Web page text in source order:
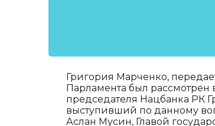
Григория Марченко,
Парламента был рассмотрен
председателя Нацбанка РК
выступивший по данному
Аслан Мусин, Главой